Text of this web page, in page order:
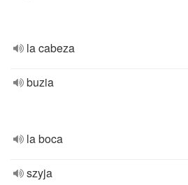
la cabeza
buzia
la boca
szyja